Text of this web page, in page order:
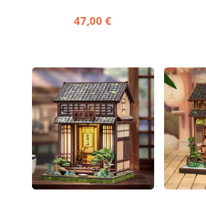
47,00€